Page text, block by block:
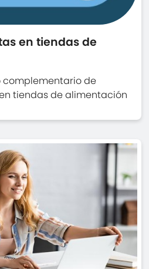
en tiendas de
complementario de
tiendas de alimentación